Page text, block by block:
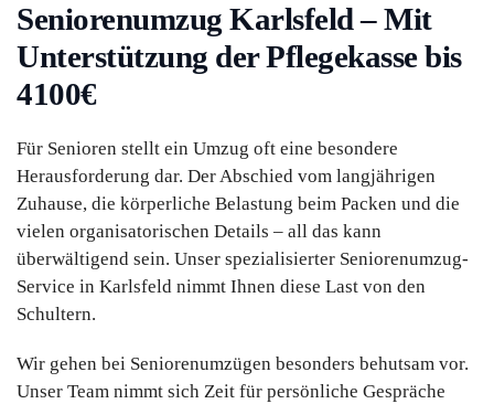
Seniorenumzug Karlsfeld – Mit
Unterstützung der Pflegekasse bis
4100€
Für Senioren stellt ein Umzug oft eine besondere
Herausforderung dar. Der Abschied vom langjährigen
Zuhause, die körperliche Belastung beim Packen und die
vielen organisatorischen Details – all das kann
überwältigend sein. Unser spezialisierter Seniorenumzug-
Service in Karlsfeld nimmt Ihnen diese Last von den
Schultern.
Wir gehen bei Seniorenumzügen besonders behutsam vor.
Unser Team nimmt sich Zeit für persönliche Gespräche